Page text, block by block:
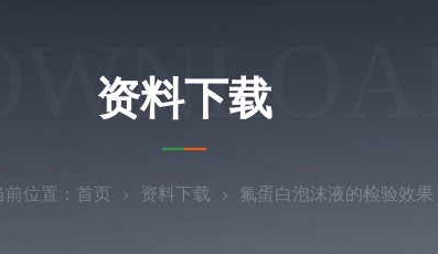
资料下载
前位置： 首页 资料下载 氟蛋白泡沫液的检验效果